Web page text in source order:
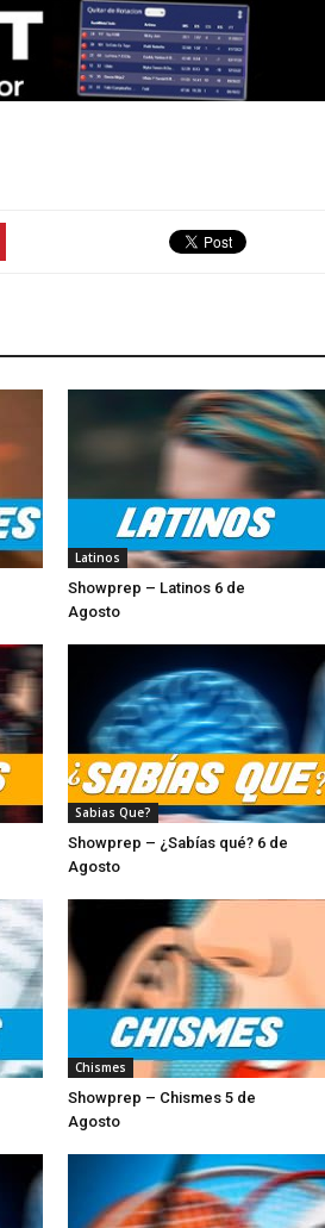
Latinos
Showprep – Latinos 6 de
Agosto
Sabias Que?
Showprep – ¿Sabías qué? 6 de
Agosto
Chismes
Showprep – Chismes 5 de
Agosto